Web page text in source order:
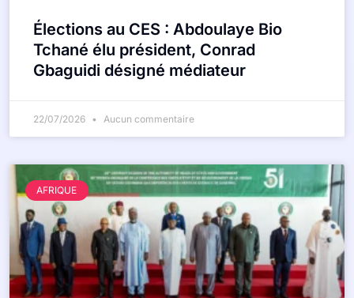
Élections au CES : Abdoulaye Bio
Tchané élu président, Conrad
Gbaguidi désigné médiateur
22/07/2026 Aucun commentaire
AFRIQUE